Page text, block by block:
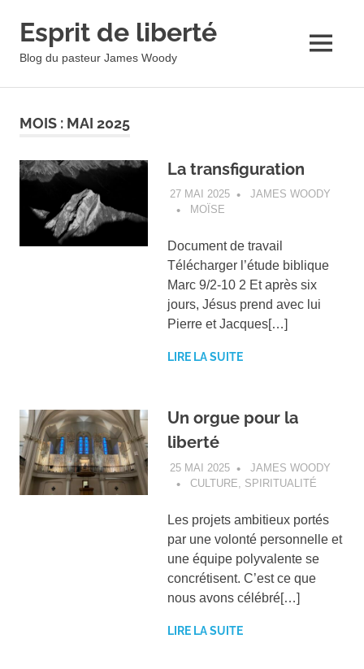
Esprit de liberté
Blog du pasteur James Woody MENU
MOIS : MAI 2025
La transfiguration
27 MAI 2025
JAMES WOODY
MOÏSE
Document de travail
Télécharger l’étude biblique
Marc 9/2-10 2 Et après six
jours, Jésus prend avec lui
Pierre et Jacques[…]
LIRE LA SUITE
Un orgue pour la
liberté
25 MAI 2025
JAMES WOODY
CULTURE
SPIRITUALITÉ
Les projets ambitieux portés
par une volonté personnelle et
une équipe polyvalente se
concrétisent. C’est ce que
nous avons célébré[…]
LIRE LA SUITE